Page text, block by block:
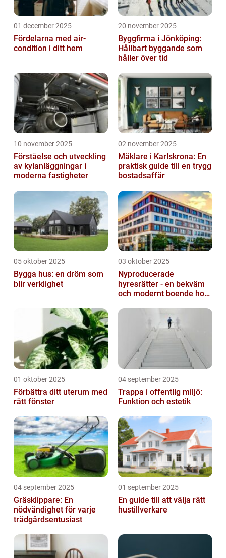
01 december 2025
Fördelarna med air-
condition i ditt hem
20 november 2025
Byggfirma i Jönköping:
Hållbart byggande som
håller över tid
10 november 2025
Förståelse och utveckling
av kylanläggningar i
moderna fastigheter
02 november 2025
Mäklare i Karlskrona: En
praktisk guide till en trygg
bostadsaffär
05 oktober 2025
Bygga hus: en dröm som
blir verklighet
03 oktober 2025
Nyproducerade
hyresrätter - en bekväm
och modernt boende hos
nyproduktion
01 oktober 2025
Förbättra ditt uterum med
rätt fönster
04 september 2025
Trappa i offentlig miljö:
Funktion och estetik
04 september 2025
Gräsklippare: En
nödvändighet för varje
trädgårdsentusiast
01 september 2025
En guide till att välja rätt
hustillverkare